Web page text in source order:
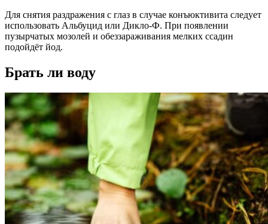
Для снятия раздражения с глаз в случае конъюктивита следует
использовать Альбуцид или Дикло-Ф. При появлении
пузырчатых мозолей и обеззараживания мелких ссадин
подойдёт йод.
Брать ли воду